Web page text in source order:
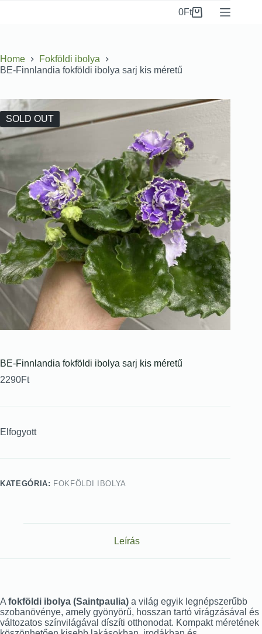
0Ft
Home
Fokföldi ibolya
BE-Finnlandia fokföldi ibolya sarj kis méretű
SOLD OUT
BE-Finnlandia fokföldi ibolya sarj kis méretű
2290Ft
Elfogyott
KATEGÓRIA: FOKFÖLDI IBOLYA
Leírás
A fokföldi ibolya (Saintpaulia) a világ egyik legnépszerűbb
szobanövénye, amely gyönyörű, hosszan tartó virágzásával és
változatos színvilágával díszíti otthonodat. Kompakt méretének